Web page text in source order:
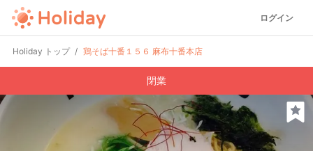
ログイン
Holiday トップ 鶏そば十番１５６ 麻布十番本店
閉業